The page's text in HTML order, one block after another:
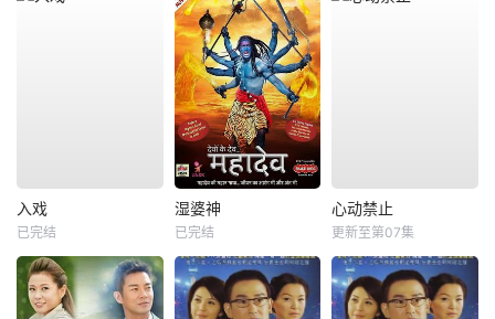
入戏
已完结
湿婆神
已完结
心动禁止
更新至第07集